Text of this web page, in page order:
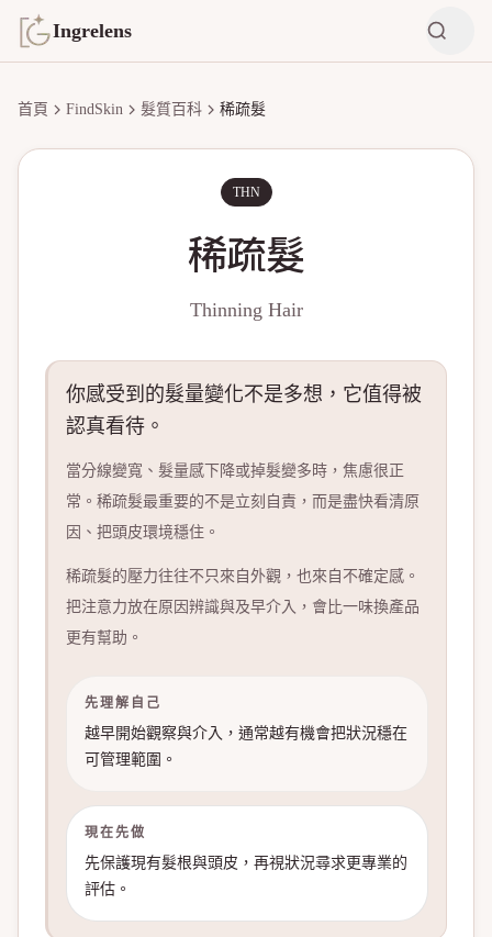
Ingrelens
首頁 FindSkin 髮質百科 稀疏髮
THN
稀疏髮
Thinning Hair
你感受到的髮量變化不是多想，它值得被
認真看待。
當分線變寬、髮量感下降或掉髮變多時，焦慮很正
常。稀疏髮最重要的不是立刻自責，而是盡快看清原
因、把頭皮環境穩住。
稀疏髮的壓力往往不只來自外觀，也來自不確定感。
把注意力放在原因辨識與及早介入，會比一味換產品
更有幫助。
先理解自己
越早開始觀察與介入，通常越有機會把狀況穩在
可管理範圍。
現在先做
先保護現有髮根與頭皮，再視狀況尋求更專業的
評估。